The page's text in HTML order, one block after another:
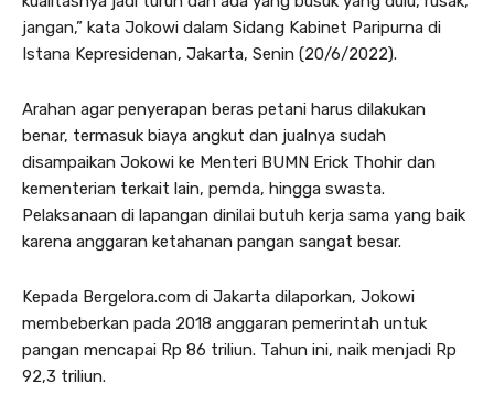
jangan,” kata Jokowi dalam Sidang Kabinet Paripurna di
Istana Kepresidenan, Jakarta, Senin (20/6/2022).
Arahan agar penyerapan beras petani harus dilakukan
benar, termasuk biaya angkut dan jualnya sudah
disampaikan Jokowi ke Menteri BUMN Erick Thohir dan
kementerian terkait lain, pemda, hingga swasta.
Pelaksanaan di lapangan dinilai butuh kerja sama yang baik
karena anggaran ketahanan pangan sangat besar.
Kepada Bergelora.com di Jakarta dilaporkan, Jokowi
membeberkan pada 2018 anggaran pemerintah untuk
pangan mencapai Rp 86 triliun. Tahun ini, naik menjadi Rp
92,3 triliun.